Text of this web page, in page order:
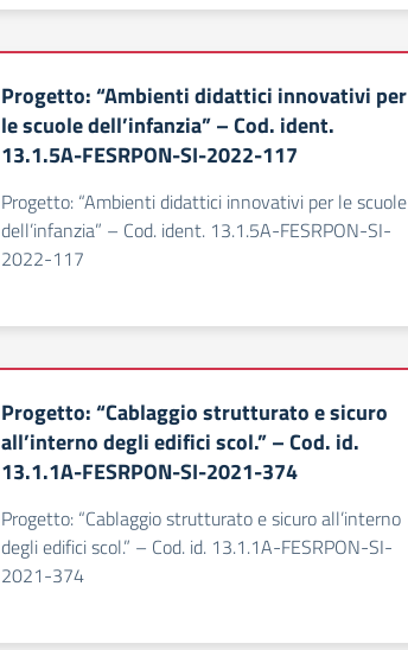
Progetto: “Ambienti didattici innovativi per
le scuole dell’infanzia” – Cod. ident.
13.1.5A-FESRPON-SI-2022-117
Progetto: “Ambienti didattici innovativi per le scuole
dell’infanzia” – Cod. ident. 13.1.5A-FESRPON-SI-
2022-117
Progetto: “Cablaggio strutturato e sicuro
all’interno degli edifici scol.” – Cod. id.
13.1.1A-FESRPON-SI-2021-374
Progetto: “Cablaggio strutturato e sicuro all’interno
degli edifici scol.” – Cod. id. 13.1.1A-FESRPON-SI-
2021-374